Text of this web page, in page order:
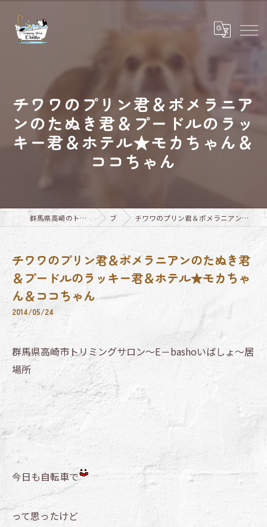
チワワのプリン君＆ポメラニア
ンのたぬき君＆プードルのラッ
キー君＆ホテル★モカちゃん＆
ココちゃん
群馬県高崎のトリミングならTrimming Salon E-basho ブログ チワワのプリン君＆ポメラニアンのたぬき君＆プードルのラッキー君＆ホテル★モカちゃん＆ココちゃん
チワワのプリン君＆ポメラニアンのたぬき君
＆プードルのラッキー君＆ホテル★モカちゃ
ん＆ココちゃん
2014/05/24
群馬県高崎市トリミングサロン～E－bashoいばしょ～居
場所
今日も自転車で
って思ったけど